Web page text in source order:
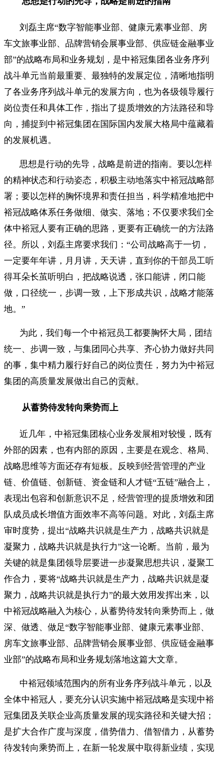
刘磊主席“数字智能事业部、健康元素事业部、房
车文旅事业部、品牌营销会展事业部、供应链金融事业
部”的战略布局和业务规划，是中裕冠集团各业务序列
战斗单元当前最重要、最独特的发展定位，清晰地指明
了各业务序列战斗单元的发展方向，也为各级领导履行
岗位责任和具体工作，指出了提质增效的方法路径和导
向，捕捉到中裕冠集团在国际国内发展大格局中蕴藏着
的发展机遇。
思想是行动的先导，战略是前进的指南。要以怎样
的精神状态和行动姿态，积极主动地落实中裕冠战略部
署；要以怎样的胸怀境界和责任担当，科学精准地把中
裕冠战略体系任务做细、做实、落地；不仅要求我们全
体中裕冠人要有正确的思路，更要有正确统一的方法路
径。所以，刘磊主席要求我们：“公司战略高于一切，
一定要年年讲，月月讲，天天讲，直到你的干部员工听
得耳朵长茧听明白，把战略说透，张口能讲，闭口能
做，口径统一，步调一致，上下形成共识，战略才能落
地。”
为此，我们每一个中裕冠员工都要胸怀大局，团结
统一、步调一致，与集团同心共享、齐心协力做好共同
的事，集中精力履行好自己的岗位责任，努力为中裕冠
集团的高质量发展做出自己的贡献。
从蓄势待发转向乘势而上
近几年，中裕冠集团核心业务发展相对较慢，既有
外部的因素，也有内部的原因，主要是在观念、格局、
战略思维等方面还存有短板。反映到经营管理的产业
链、价值链、创新链、资金链和人才链“五链”融合上，
表现出包容和创新意识不足，经营管理的提质增效和团
队成员成长增值方面效率不高等问题。对此，刘磊主席
审时度势，提出“战略共识就是生产力，战略共识就是
凝聚力，战略共识就是执行力”这一论断。当前，最为
关键的就是集团领导层要进一步凝聚思想共识，凝聚工
作合力，要将“战略共识就是生产力，战略共识就是凝
聚力，战略共识就是执行力”的最大效用发挥出来，以
中裕冠战略融入为核心，从蓄势待发转向乘势而上，做
深、做透、做足“数字智能事业部、健康元素事业部、
房车文旅事业部、品牌营销会展事业部、供应链金融事
业部”的战略布局和业务规划落地这篇大文章。
中裕冠领域范围内的所有业务序列战斗单元，以及
全体中裕冠人，要充分认识实施中裕冠战略是实现中裕
冠集团及关联企业高质量发展的现实路径和关键大招；
是扩大合作广度与深度，借势借力、借智借力，从蓄势
待发转向乘势而上，在新一轮发展中取得新业绩，实现